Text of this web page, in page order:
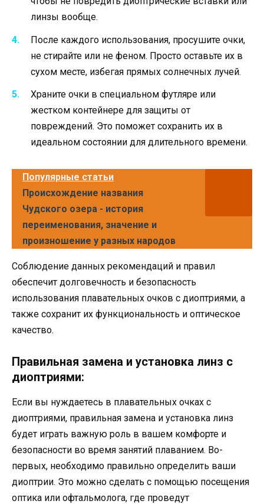
линзы вообще.
После каждого использования, просушите очки,
не стирайте или не феном. Просто оставьте их в
сухом месте, избегая прямых солнечных лучей.
Храните очки в специальном футляре или
жестком контейнере для защиты от
повреждений. Это поможет сохранить их в
идеальном состоянии для длительного времени.
Популярные статьи
Происхождение названия
Чудского озера - история
переименования, значение и
произношение у разных народов
Соблюдение данных рекомендаций и правил
обеспечит долговечность и безопасность
использования плавательных очков с диоптриями, а
также сохранит их функциональность и оптическое
качество.
Правильная замена и установка линз с
диоптриями:
Если вы нуждаетесь в плавательных очках с
диоптриями, правильная замена и установка линз
будет играть важную роль в вашем комфорте и
безопасности во время занятий плаванием. Во-
первых, необходимо правильно определить ваши
диоптрии. Это можно сделать с помощью посещения
оптика или офтальмолога, где проведут